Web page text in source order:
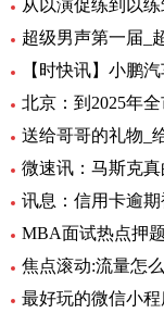
超级男声第一届_
【时快讯】小鹏
送给哥哥的礼物_
MBA面试热点押
焦点滚动:流量怎